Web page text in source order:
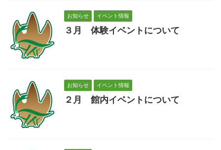
お知らせ イベント情報
３月 体験イベントについて
お知らせ イベント情報
２月 館内イベントについて